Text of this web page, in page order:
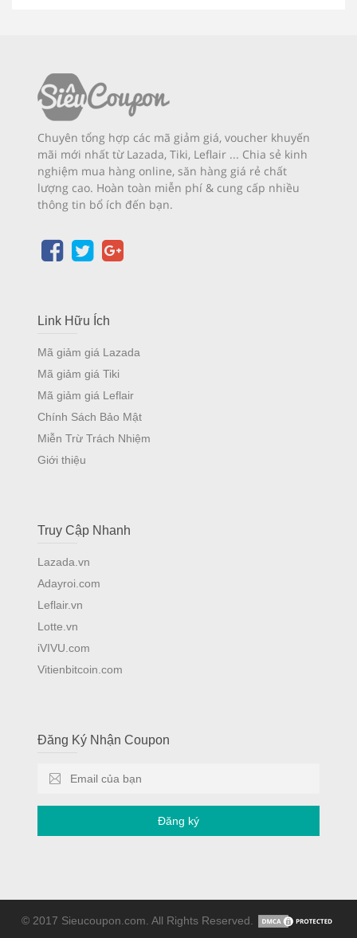
Chuyên tổng hợp các mã giảm giá, voucher khuyến
mãi mới nhất từ Lazada, Tiki, Leflair ... Chia sẻ kinh
nghiệm mua hàng online, săn hàng giá rẻ chất
lượng cao. Hoàn toàn miễn phí & cung cấp nhiều
thông tin bổ ích đến bạn.
Link Hữu Ích
Mã giảm giá Lazada
Mã giảm giá Tiki
Mã giảm giá Leflair
Chính Sách Bảo Mật
Miễn Trừ Trách Nhiệm
Giới thiệu
Truy Cập Nhanh
Lazada.vn
Adayroi.com
Leflair.vn
Lotte.vn
iVIVU.com
Vitienbitcoin.com
Đăng Ký Nhận Coupon
Đăng ký
© 2017 Sieucoupon.com. All Rights Reserved.